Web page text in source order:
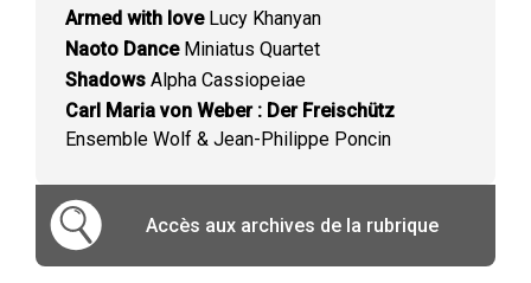
Armed with loveLucy Khanyan
Naoto DanceMiniatus Quartet
Shadows Alpha Cassiopeiae
Carl Maria von Weber : Der Freischütz
Ensemble Wolf & Jean-Philippe Poncin
Accès aux archives de la rubrique